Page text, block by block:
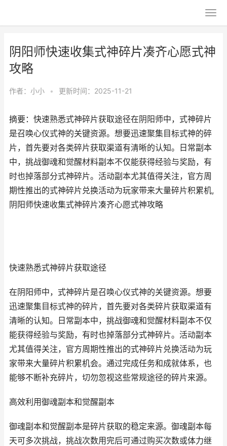
阴阳师快速收集式神碎片凑齐心愿式神
攻略
作者： 小小 • 更新时间：2025-11-21
摘要：快速熟悉式神碎片获取途径在阴阳师中，式神碎片
是召唤心仪式神的关键资源。想要迅速聚集目标式神的碎
片，首先要对各类碎片获取渠道有清晰的认知。日常副本
中，挑战御魂和觉醒材料副本不仅能获得经验与奖励，有
时也掉落部分式神碎片。活动副本尤其值得关注，官方周
期性推出的式神碎片兑换活动为玩家带来大量碎片积累机,
阴阳师快速收集式神碎片凑齐心愿式神攻略
快速熟悉式神碎片获取途径
在阴阳师中，式神碎片是召唤心仪式神的关键资源。想要
迅速聚集目标式神的碎片，首先要对各类碎片获取渠道有
清晰的认知。日常副本中，挑战御魂和觉醒材料副本不仅
能获得经验与奖励，有时也掉落部分式神碎片。活动副本
尤其值得关注，官方周期性推出的式神碎片兑换活动为玩
家带来大量碎片积累机会。通过完成任务和成就体系，也
能够不断补充碎片，切勿忽视这些常规途径的碎片来源。
高效利用御魂副本和觉醒副本
御魂副本和觉醒副本是碎片获取的稳定来源。御魂副本每
天可多次挑战，挑战次数用完后可通过购买次数或体力继